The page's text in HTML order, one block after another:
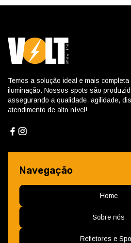
Temos a solução ideal e mais
iluminação. Nossos spots são
assegurando a qualidade, agilidade,
atendimento de alto nível!
Navegação
Home
Sobre nós
Refletores e